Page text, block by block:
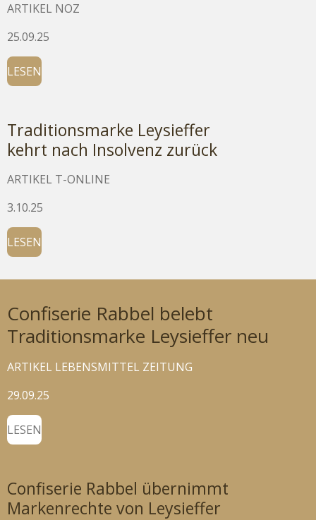
ARTIKEL NOZ
25.09.25
LESEN
Traditionsmarke Leysieffer
kehrt nach Insolvenz zurück
ARTIKEL T-ONLINE
3.10.25
LESEN
Confiserie Rabbel belebt
Traditionsmarke Leysieffer neu
ARTIKEL LEBENSMITTEL ZEITUNG
29.09.25
LESEN
Confiserie Rabbel übernimmt
Markenrechte von Leysieffer